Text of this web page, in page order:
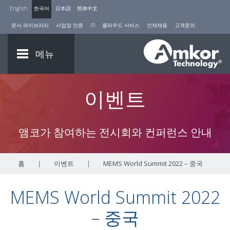
English 한국어 日本語 简体中文
문서 라이브러리 사업장 인증 IR 클라우드 서비스 인재채용 고객문의
메뉴
이벤트
앰코가 참여하는 전시회와 컨퍼런스 안내
홈 | 이벤트 | MEMS World Summit 2022 – 중국
MEMS World Summit 2022
– 중국